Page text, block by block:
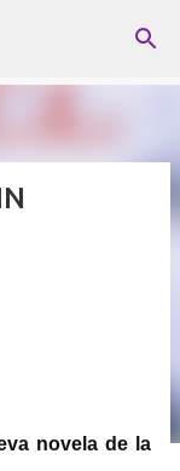
novela de la